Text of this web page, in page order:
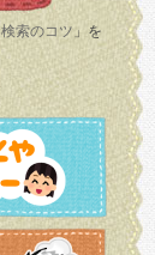
検索のコツ 」を